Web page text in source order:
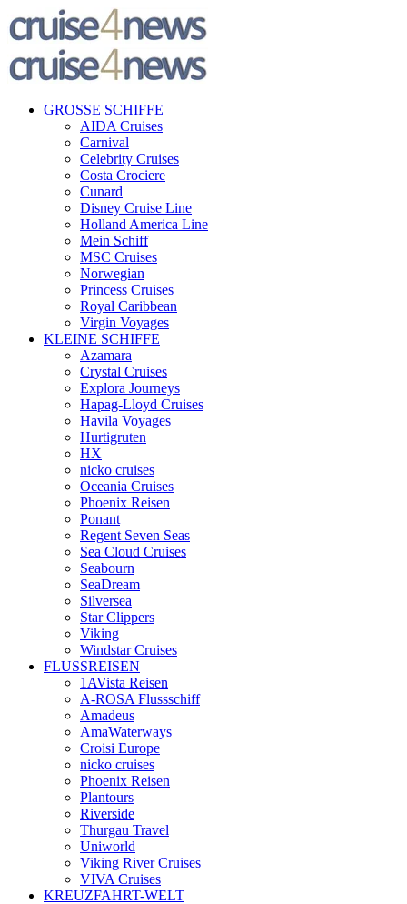
GROSSE SCHIFFE
AIDA Cruises
Carnival
Celebrity Cruises
Costa Crociere
Cunard
Disney Cruise Line
Holland America Line
Mein Schiff
MSC Cruises
Norwegian
Princess Cruises
Royal Caribbean
Virgin Voyages
KLEINE SCHIFFE
Azamara
Crystal Cruises
Explora Journeys
Hapag-Lloyd Cruises
Havila Voyages
Hurtigruten
HX
nicko cruises
Oceania Cruises
Phoenix Reisen
Ponant
Regent Seven Seas
Sea Cloud Cruises
Seabourn
SeaDream
Silversea
Star Clippers
Viking
Windstar Cruises
FLUSSREISEN
1AVista Reisen
A‑ROSA Flussschiff
Amadeus
AmaWaterways
Croisi Europe
nicko cruises
Phoenix Reisen
Plantours
Riverside
Thurgau Travel
Uniworld
Viking River Cruises
VIVA Cruises
KREUZFAHRT-WELT